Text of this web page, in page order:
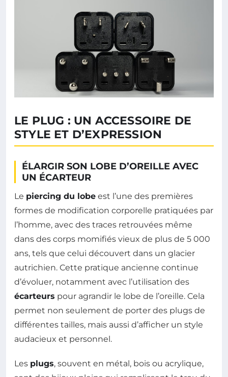
LE PLUG : UN ACCESSOIRE DE
STYLE ET D’EXPRESSION
ÉLARGIR SON LOBE D’OREILLE AVEC
UN ÉCARTEUR
Le piercing du lobe est l’une des premières
formes de modification corporelle pratiquées par
l’homme, avec des traces retrouvées même
dans des corps momifiés vieux de plus de 5 000
ans, tels que celui découvert dans un glacier
autrichien. Cette pratique ancienne continue
d’évoluer, notamment avec l’utilisation des
écarteurs pour agrandir le lobe de l’oreille. Cela
permet non seulement de porter des plugs de
différentes tailles, mais aussi d’afficher un style
audacieux et personnel.
Les plugs, souvent en métal, bois ou acrylique,